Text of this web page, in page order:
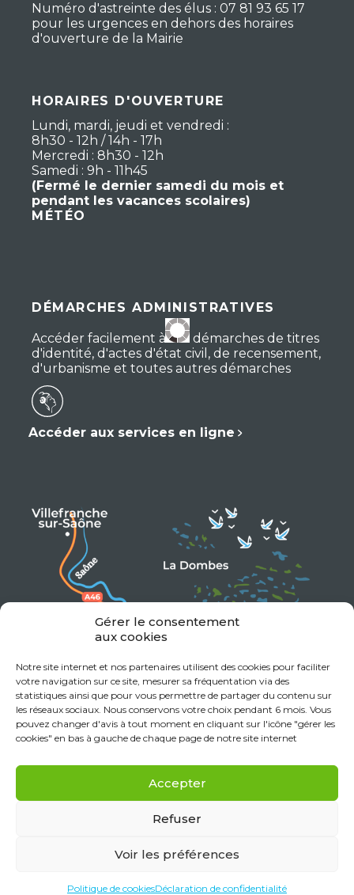
Gérer le consentement
aux cookies
Notre site internet et nos partenaires utilisent des cookies pour faciliter
votre navigation sur ce site, mesurer sa fréquentation via des
statistiques ainsi que pour vous permettre de partager du contenu sur
les réseaux sociaux. Nous conservons votre choix pendant 6 mois. Vous
pouvez changer d'avis à tout moment en cliquant sur l'icône "gérer les
cookies" en bas à gauche de chaque page de notre site internet
Accepter
Refuser
Voir les préférences
Politique de cookiesDéclaration de confidentialité
Numéro d'astreinte des élus : 07 81 93 65 17
pour les urgences en dehors des horaires
d'ouverture de la Mairie
HORAIRES D'OUVERTURE
Lundi, mardi, jeudi et vendredi :
8h30 - 12h / 14h - 17h
Mercredi : 8h30 - 12h
Samedi : 9h - 11h45
(Fermé le dernier samedi du mois et
pendant les vacances scolaires)
MÉTÉO
DÉMARCHES ADMINISTRATIVES
Accéder facilement à vos démarches de titres
d'identité, d'actes d'état civil, de recensement,
d'urbanisme et toutes autres démarches
Accéder aux services en ligne
Mentions Légales
Données personnelles
Réalisation Monclocher.com